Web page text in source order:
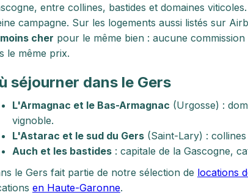
entre collines, bastides et domaines
campagne. Sur les logements aussi listés sur
cher pour le même bien : aucune
le même prix.
séjourner dans le Gers
L'Armagnac et le Bas-Armagnac (Urgosse) :
vignoble.
L'Astarac et le sud du Gers(Saint-Lary) : collines
Auch et les bastides: capitale de la Gascogne,
le Gers fait partie de notre sélection de locations
en Haute-Garonne.